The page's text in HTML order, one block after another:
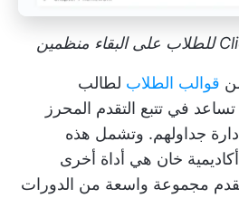
قوالب الطلاب لطالب
في تتبع التقدم المحرز
جداولهم. وتشمل هذه
أكاديمية خان هي أداة أخرى
تقدم مجموعة واسعة من الدورات